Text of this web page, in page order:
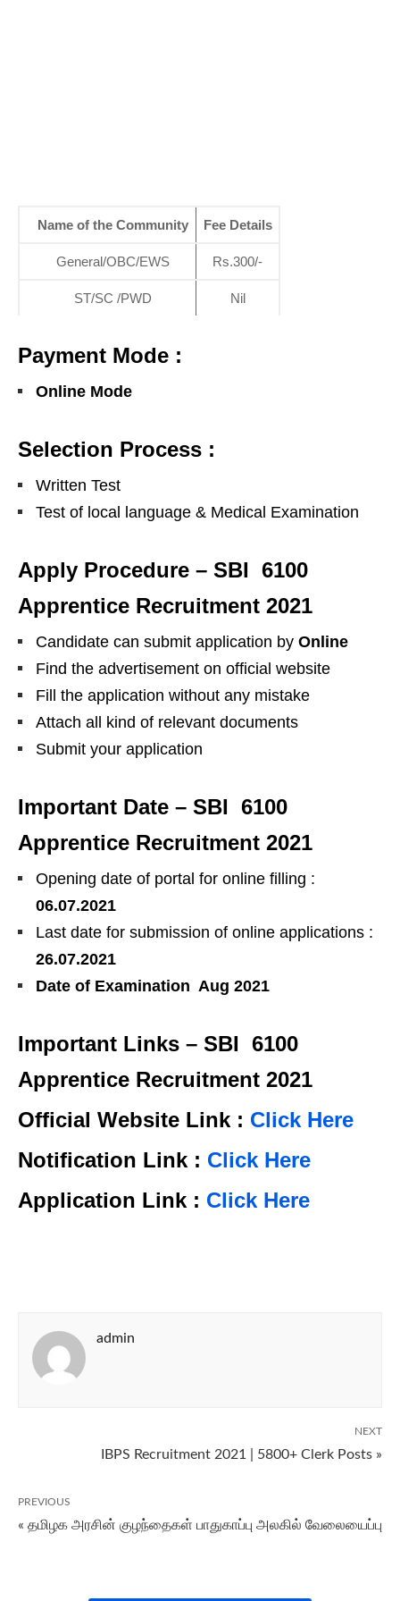
Name of the Community Fee Details
General/OBC/EWS Rs.300/-
ST/SC /PWD Nil
Payment Mode :
Online Mode
Selection Process :
Written Test
Test of local language & Medical Examination
Apply Procedure – SBI 6100
Apprentice Recruitment 2021
Candidate can submit application by Online
Find the advertisement on official website
Fill the application without any mistake
Attach all kind of relevant documents
Submit your application
Important Date – SBI 6100
Apprentice Recruitment 2021
Opening date of portal for online filling :
06.07.2021
Last date for submission of online applications :
26.07.2021
Date of Examination Aug 2021
Important Links – SBI 6100
Apprentice Recruitment 2021
Official Website Link : Click Here
Notification Link : Click Here
Application Link : Click Here
admin
NEXT
IBPS Recruitment 2021 | 5800+ Clerk Posts »
PREVIOUS
« தமிழக அரசின் குழந்தைகள் பாதுகாப்பு அலகில் வேலையைப்பு